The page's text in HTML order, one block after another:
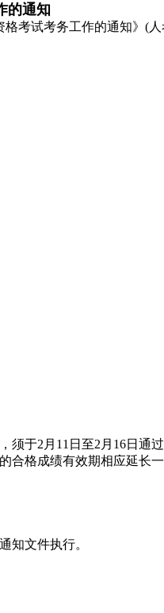
的通知
考试考务工作的通知》(
于2月11日至2月16日通
合格成绩有效期相应延长
知文件执行。